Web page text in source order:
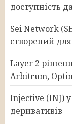
доступність
Sei Network
створений
Layer 2
Arbitrum,
Injective (INJ)
деривативів